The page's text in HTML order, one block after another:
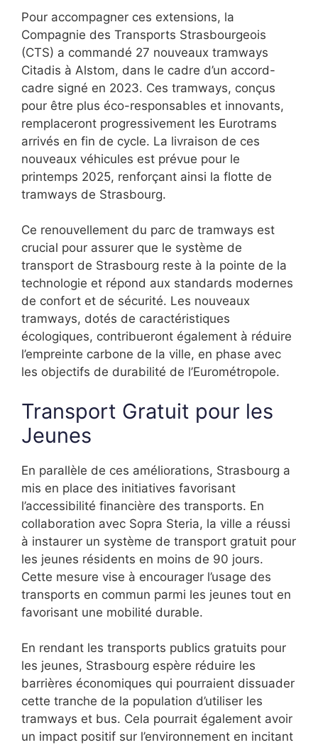
Pour accompagner ces extensions, la
Compagnie des Transports Strasbourgeois
(CTS) a commandé 27 nouveaux tramways
Citadis à Alstom, dans le cadre d’un accord-
cadre signé en 2023. Ces tramways, conçus
pour être plus éco-responsables et innovants,
remplaceront progressivement les Eurotrams
arrivés en fin de cycle. La livraison de ces
nouveaux véhicules est prévue pour le
printemps 2025, renforçant ainsi la flotte de
tramways de Strasbourg.
Ce renouvellement du parc de tramways est
crucial pour assurer que le système de
transport de Strasbourg reste à la pointe de la
technologie et répond aux standards modernes
de confort et de sécurité. Les nouveaux
tramways, dotés de caractéristiques
écologiques, contribueront également à réduire
l’empreinte carbone de la ville, en phase avec
les objectifs de durabilité de l’Eurométropole.
Transport Gratuit pour les
Jeunes
En parallèle de ces améliorations, Strasbourg a
mis en place des initiatives favorisant
l’accessibilité financière des transports. En
collaboration avec Sopra Steria, la ville a réussi
à instaurer un système de transport gratuit pour
les jeunes résidents en moins de 90 jours.
Cette mesure vise à encourager l’usage des
transports en commun parmi les jeunes tout en
favorisant une mobilité durable.
En rendant les transports publics gratuits pour
les jeunes, Strasbourg espère réduire les
barrières économiques qui pourraient dissuader
cette tranche de la population d’utiliser les
tramways et bus. Cela pourrait également avoir
un impact positif sur l’environnement en incitant